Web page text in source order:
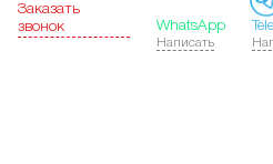
Заказать
звонок
WhatsApp
Написать